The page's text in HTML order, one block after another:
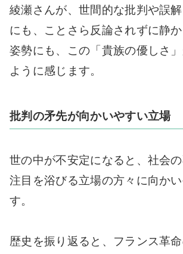
綾瀬さんが、世間的な批判や誤
にも、ことさら反論されずに静
姿勢にも、この「貴族の優しさ
ように感じます。
批判の矛先が向かいやすい立場
世の中が不安定になると、社会の
注目を浴びる立場の方々に向か
す。
歴史を振り返ると、フランス革